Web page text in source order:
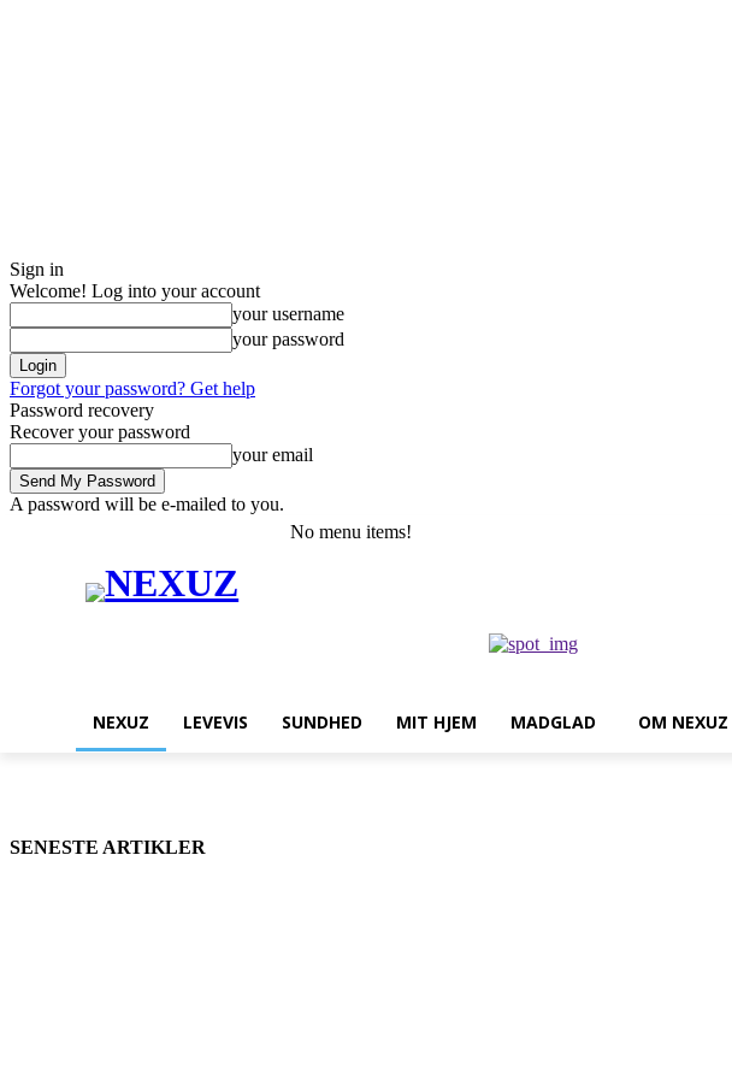
Sign in
Welcome! Log into your account
your username
your password
Forgot your password? Get help
Password recovery
Recover your password
your email
A password will be e-mailed to you.
No menu items!
NEXUZ LEVEVIS SUNDHED MIT HJEM MADGLAD OM NEXUZ
SENESTE ARTIKLER